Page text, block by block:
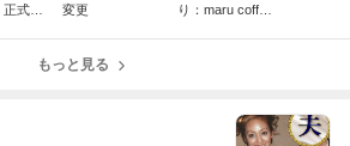
変更
り：maru coffe
もっと見る